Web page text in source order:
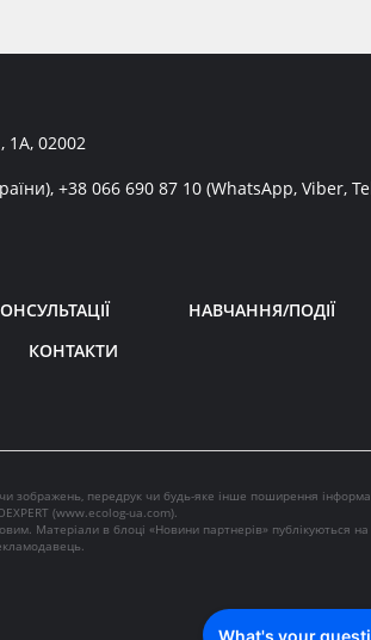
1А, 02002
+38 066 690 87 10 (WhatsApp, Viber,
НАВЧАННЯ/ПОДІЇ
КОНТАКТИ
зображень, передрук чи будь-яке інше поширення
(www.ecolog-ua.com).
Матеріали в блоці «Новини партнерів» публікуються